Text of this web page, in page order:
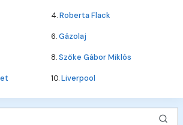
4.Roberta Flack
6.Gázolaj
8.Szőke Gábor Miklós
10.Liverpool